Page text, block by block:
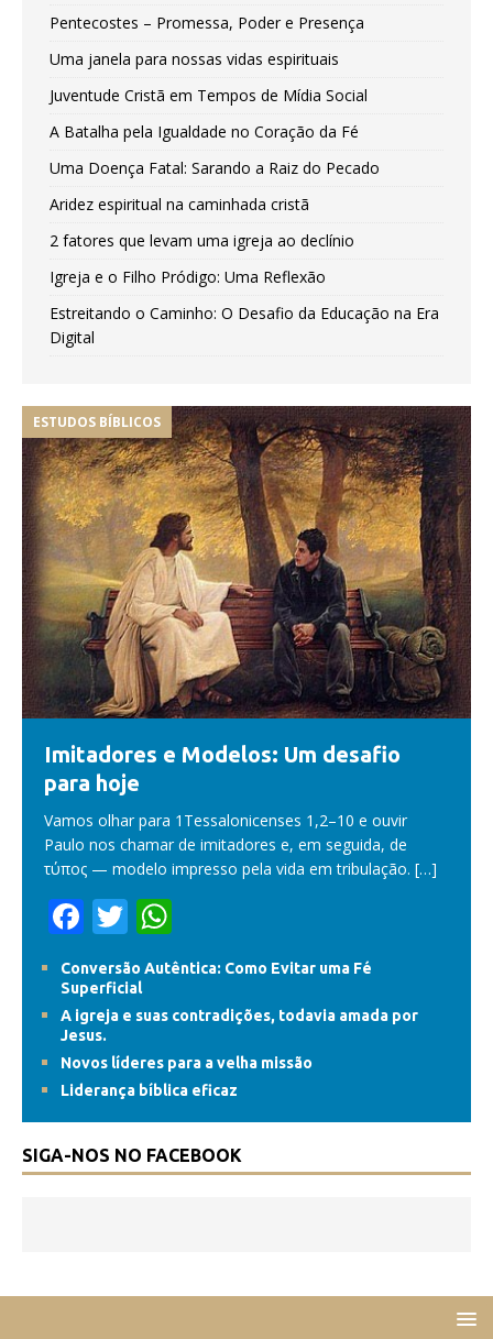
Pentecostes – Promessa, Poder e Presença
Uma janela para nossas vidas espirituais
Juventude Cristã em Tempos de Mídia Social
A Batalha pela Igualdade no Coração da Fé
Uma Doença Fatal: Sarando a Raiz do Pecado
Aridez espiritual na caminhada cristã
2 fatores que levam uma igreja ao declínio
Igreja e o Filho Pródigo: Uma Reflexão
Estreitando o Caminho: O Desafio da Educação na Era
Digital
ESTUDOS BÍBLICOS
Imitadores e Modelos: Um desafio
para hoje
Vamos olhar para 1Tessalonicenses 1,2–10 e ouvir
Paulo nos chamar de imitadores e, em seguida, de
τύπος — modelo impresso pela vida em tribulação. […]
F
e
b
o
o
k
T
w
itt
er
h
at
s
A
p
p
Conversão Autêntica: Como Evitar uma Fé
Superficial
A igreja e suas contradições, todavia amada por
Jesus.
Novos líderes para a velha missão
Liderança bíblica eficaz
SIGA-NOS NO FACEBOOK